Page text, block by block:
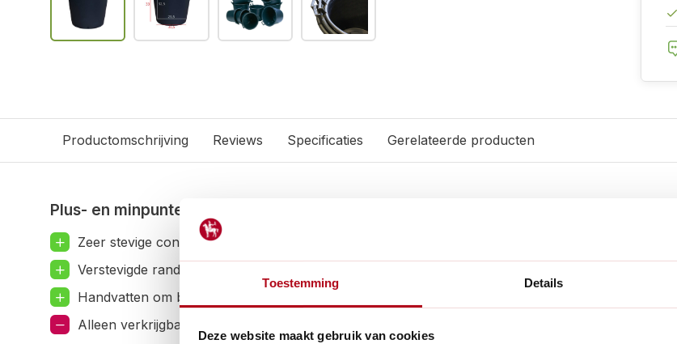
Toestemming Details
Deze website maakt gebruik van cookies
Productomschrijving Reviews Specificaties Gerelateerde producten
Plus- en minpunten
Zeer stevige container voor bomen en planten met afwateringsgaten.
Verstevigde rand en bodem met verdikte kunststof ringen.
Handvatten om bomen en planten eenvoudig te verplaatsen.
Alleen verkrijgbaar in de kleur zwart.